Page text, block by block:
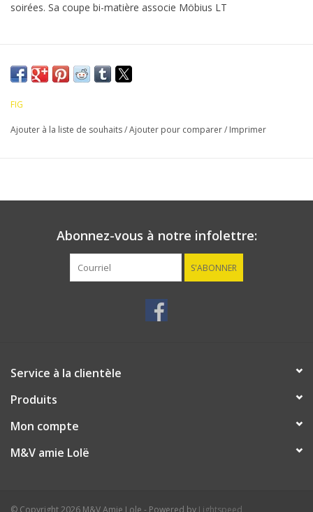
soirées. Sa coupe bi-matière associe Möbius LT
FIG
Ajouter à la liste de souhaits/Ajouter pour comparer/ Imprimer
Abonnez-vous à notre infolettre:
S'ABONNER
Service à la clientèle
Produits
Mon compte
M&V amie Lolë